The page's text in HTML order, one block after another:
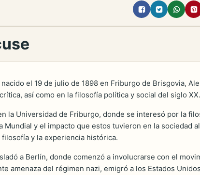
el 19 de julio de 1898 en Friburgo de Brisgovia,
así como en la filosofía política y social del siglo XX.
la Universidad de Friburgo, donde se interesó por la
y el impacto que estos tuvieron en la sociedad
y la experiencia histórica.
a Berlín, donde comenzó a involucrarse con el
amenaza del régimen nazi, emigró a los Estados